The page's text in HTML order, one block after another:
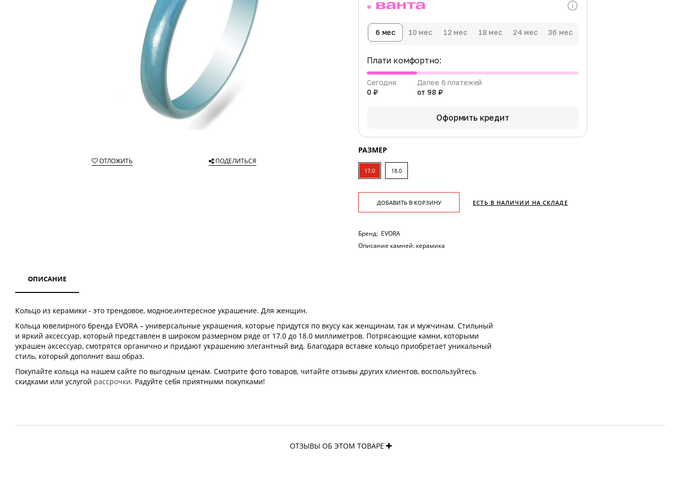
ОТЛОЖИТЬ ПОДЕЛИТЬСЯ
6 мес 10 мес 12 мес 18 мес 24 мес 36 мес
Плати комфортно:
Сегодня
0 ₽
Далее 6 платежей
от 98 ₽
Оформить кредит
РАЗМЕР
17.0 18.0
ДОБАВИТЬ В КОРЗИНУ ЕСТЬ В НАЛИЧИИ НА СКЛАДЕ
Бренд: EVORA
Описание камней: керамика
ОПИСАНИЕ
Кольцо из керамики - это трендовое, модное,интересное украшение. Для женщин.
Кольца ювелирного бренда EVORA – универсальные украшения, которые придутся по вкусу как женщинам, так и мужчинам. Стильный
и яркий аксессуар, который представлен в широком размерном ряде от 17.0 до 18.0 миллиметров. Потрясающие камни, которыми
украшен аксессуар, смотрятся органично и придают украшению элегантный вид. Благодаря вставке кольцо приобретает уникальный
стиль, который дополнит ваш образ.
Покупайте кольца на нашем сайте по выгодным ценам. Смотрите фото товаров, читайте отзывы других клиентов, воспользуйтесь
скидками или услугой рассрочки. Радуйте себя приятными покупками!
ОТЗЫВЫ ОБ ЭТОМ ТОВАРЕ